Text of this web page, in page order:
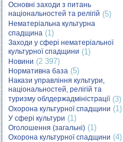
Основні заходи з питань
національностей та релігій (5)
Нематеріальна культурна
спадщина (1)
Заходи у сфері нематеріальної
культурної спадщини (1)
Новини (2 397)
Нормативна база (5)
Накази управління культури,
національностей, релігій та
туризму облдержадміністрації(3)
Охорона культурної спадщини (1)
У сфері культури (1)
Оголошення (загальні) (1)
Охорона культурної спадщини (4)